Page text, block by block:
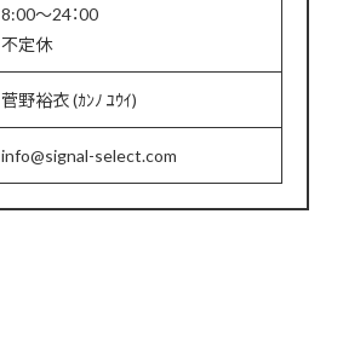
8:00～24：00
不定休
菅野裕衣 (ｶﾝﾉ ﾕｳｲ)
info@signal-select.com